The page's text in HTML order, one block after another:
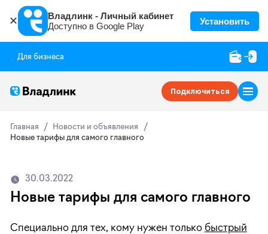
✕
Владлинк - Личный кабинет
Доступно в Google Play
Установить
Для бизнеса
Подключиться
Главная
Новости и объявления
Новые тарифы для самого главного
30.03.2022
Новые тарифы для самого главного
Специально для тех, кому нужен только быстрый